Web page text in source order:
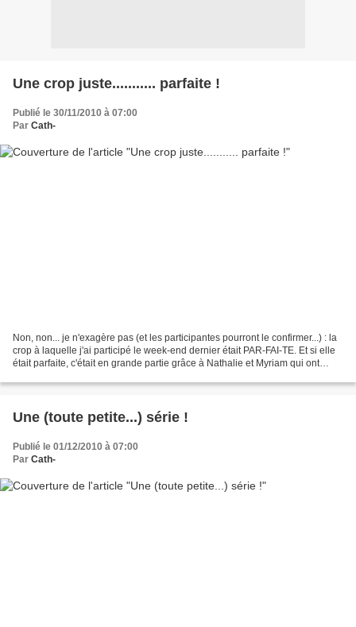
Une crop juste........... parfaite !
Publié le 30/11/2010 à 07:00
Par Cath-
Non, non... je n'exagère pas (et les participantes pourront le confirmer...) : la
crop à laquelle j'ai participé le week-end dernier était PAR-FAI-TE. Et si elle
était parfaite, c'était en grande partie grâce à Nathalie et Myriam qui ont
Une (toute petite...) série !
Publié le 01/12/2010 à 07:00
Par Cath-